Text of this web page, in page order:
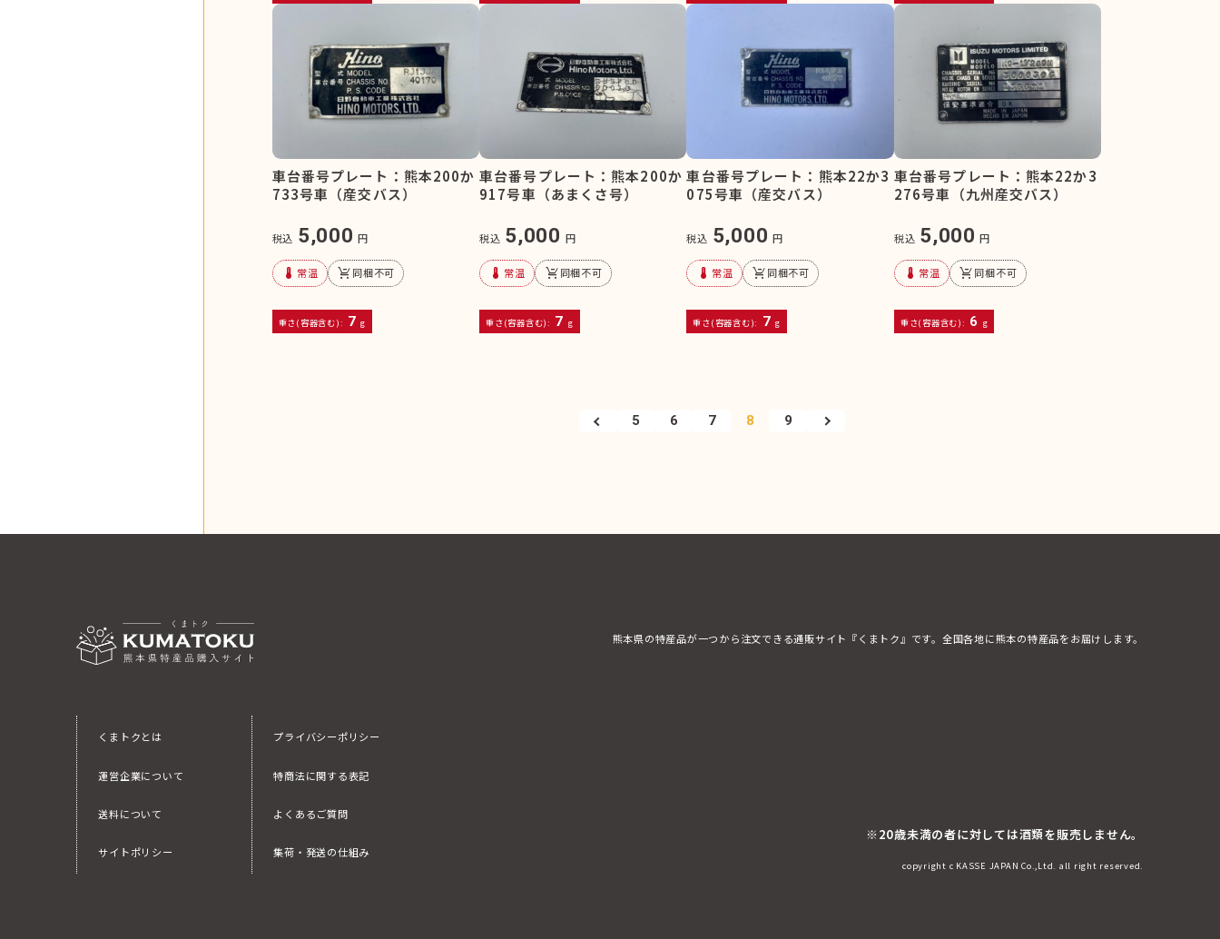
車台番号プレート：熊本200か
733号車（産交バス）
税込 5,000 円
device_thermostat 常温 remove_shopping_cart同梱不可
重さ(容器含む): 7 g
車台番号プレート：熊本200か
917号車（あまくさ号）
税込 5,000 円
device_thermostat 常温 remove_shopping_cart同梱不可
重さ(容器含む): 7 g
車台番号プレート：熊本22か3
075号車（産交バス）
税込 5,000 円
device_thermostat 常温 remove_shopping_cart同梱不可
重さ(容器含む): 7 g
車台番号プレート：熊本22か3
276号車（九州産交バス）
税込 5,000 円
device_thermostat 常温 remove_shopping_cart同梱不可
重さ(容器含む): 6 g
5 6 7 8 9
熊本県の特産品が一つから注文できる通販サイト『くまトク』です。全国各地に熊本の特産品をお届けします。
くまトクとは
運営企業について
送料について
サイトポリシー
プライバシーポリシー
特商法に関する表記
よくあるご質問
集荷・発送の仕組み
※20歳未満の者に対しては酒類を販売しません。
copyright c KASSE JAPAN Co.,Ltd. all right reserved.